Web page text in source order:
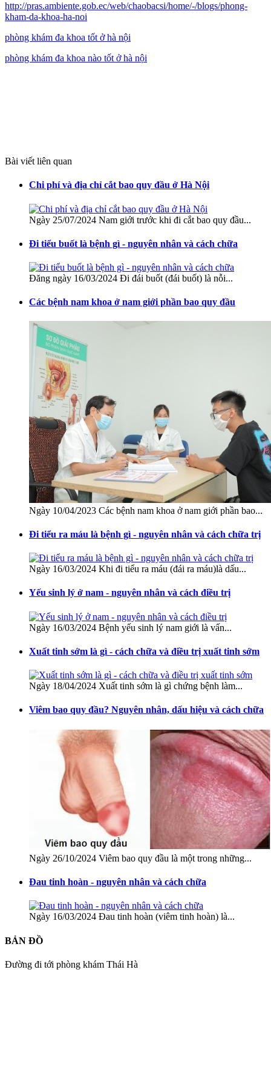
http://pras.ambiente.gob.ec/web/chaobacsi/home/-/blogs/phong-
kham-da-khoa-ha-noi
phòng khám đa khoa tốt ở hà nội
phòng khám đa khoa nào tốt ở hà nội
Bài viết liên quan
Chi phí và địa chỉ cắt bao quy đầu ở Hà Nội
Ngày 25/07/2024 Nam giới trước khi đi cắt bao quy đầu...
Đi tiểu buốt là bệnh gì - nguyên nhân và cách chữa
Đăng ngày 16/03/2024 Đi đái buốt (đái buốt) là nỗi...
Các bệnh nam khoa ở nam giới phần bao quy đầu
Ngày 10/04/2023 Các bệnh nam khoa ở nam giới phần bao...
Đi tiểu ra máu là bệnh gì - nguyên nhân và cách chữa trị
Ngày 16/03/2024 Khi đi tiểu ra máu (đái ra máu)là dấu...
Yếu sinh lý ở nam - nguyên nhân và cách điều trị
Ngày 16/03/2024 Bệnh yếu sinh lý nam giới là vấn...
Xuất tinh sớm là gì - cách chữa và điều trị xuất tinh sớm
Ngày 18/04/2024 Xuất tinh sớm là gì chứng bệnh làm...
Viêm bao quy đầu? Nguyên nhân, dấu hiệu và cách chữa
Ngày 26/10/2024 Viêm bao quy đầu là một trong những...
Đau tinh hoàn - nguyên nhân và cách chữa
Ngày 16/03/2024 Đau tinh hoàn (viêm tinh hoàn) là...
BẢN ĐỒ
Đường đi tới phòng khám Thái Hà